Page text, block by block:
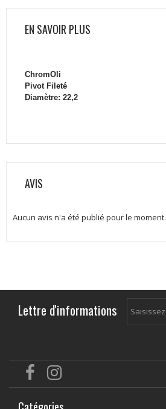
EN SAVOIR PLUS
ChromOli
Pivot Fileté
Diamètre: 22,2
AVIS
Aucun avis n'a été publié pour le moment.
Lettre d'informations